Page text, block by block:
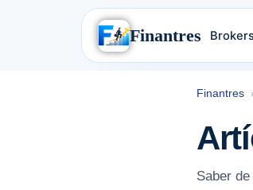
Finantres
Finantres
Saber